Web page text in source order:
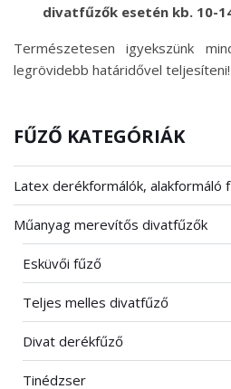
FŰZŐ KATEGÓRIÁK
Latex derékformálók, alakformáló
Műanyag merevítős divatfűzők
Esküvői fűző
Teljes melles divatfűző
Divat derékfűző
Tinédzser
divatfűzők esetén kb. 10-
Természetesen igyekszünk
legrövidebb határidővel teljesíteni!